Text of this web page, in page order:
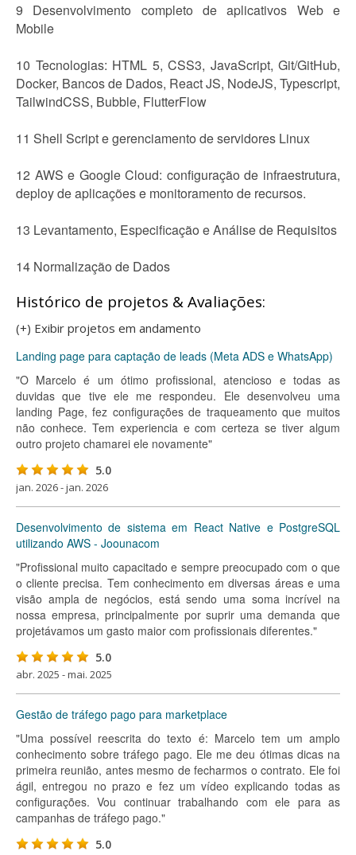
9 Desenvolvimento completo de aplicativos Web e
Mobile
10 Tecnologias: HTML 5, CSS3, JavaScript, Git/GitHub,
Docker, Bancos de Dados, React JS, NodeJS, Typescript,
TailwindCSS, Bubble, FlutterFlow
11 Shell Script e gerenciamento de servidores Linux
12 AWS e Google Cloud: configuração de infraestrutura,
deploy de aplicações e monitoramento de recursos.
13 Levantamento, Especificação e Análise de Requisitos
14 Normalização de Dados
Histórico de projetos & Avaliações:
(+) Exibir projetos em andamento
Landing page para captação de leads (Meta ADS e WhatsApp)
"O Marcelo é um ótimo profissional, atencioso e todas as
duvidas que tive ele me respondeu. Ele desenvolveu uma
landing Page, fez configurações de traqueamento que muitos
não conhece. Tem experiencia e com certeza se tiver algum
outro projeto chamarei ele novamente"
5.0
jan. 2026 - jan. 2026
Desenvolvimento de sistema em React Native e PostgreSQL
utilizando AWS - Joounacom
"Profissional muito capacitado e sempre preocupado com o que
o cliente precisa. Tem conhecimento em diversas áreas e uma
visão ampla de negócios, está sendo uma soma incrível na
nossa empresa, principalmente por suprir uma demanda que
projetávamos um gasto maior com profissionais diferentes."
5.0
abr. 2025 - mai. 2025
Gestão de tráfego pago para marketplace
"Uma possível reescrita do texto é: Marcelo tem um amplo
conhecimento sobre tráfego pago. Ele me deu ótimas dicas na
primeira reunião, antes mesmo de fecharmos o contrato. Ele foi
ágil, entregou no prazo e fez um vídeo explicando todas as
configurações. Vou continuar trabalhando com ele para as
campanhas de tráfego pago."
5.0